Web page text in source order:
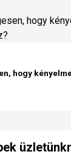
hogy